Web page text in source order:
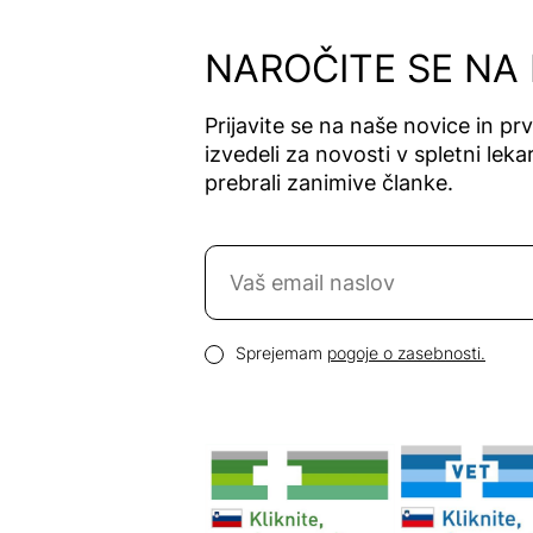
Alga Maris
Algea
Algena
Alhydran
Alkaloid
Allergika
Allergodil
Allpresan
Alter
Heideschäfer
Amos Vital
NAROČITE SE NA
Prijavite se na naše novice in
izvedeli za novosti v spletni
prebrali zanimive članke.
Naročite se na novice
Pogoji zasebnosti
Sprejemam pogoje o zasebnosti.